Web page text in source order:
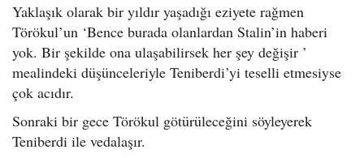
Yaklaşık olarak bir yıldır yaşadığı eziyete rağmen
Törökul’un ‘Bence burada olanlardan Stalin’in haberi
yok. Bir şekilde ona ulaşabilirsek her şey değişir ’
mealindeki düşünceleriyle Teniberdi’yi teselli etmesiyse
çok acıdır.
Sonraki bir gece Törökul götürüleceğini söyleyerek
Teniberdi ile vedalaşır.